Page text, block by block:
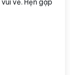
vui vẻ. Hẹn gặp